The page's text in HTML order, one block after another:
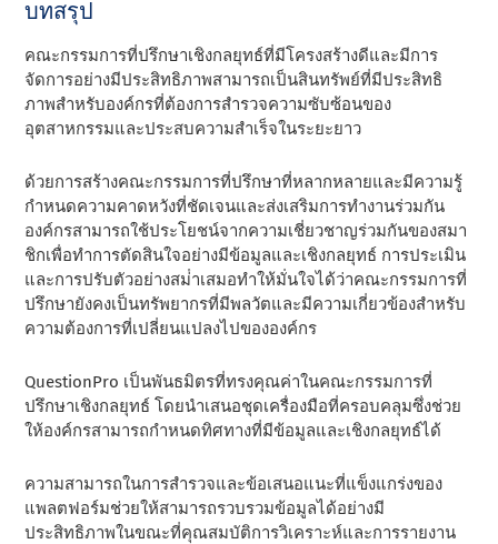
บทสรุป
คณะกรรมการที่ปรึกษาเชิงกลยุทธ์ที่มีโครงสร้างดีและมีการ
จัดการอย่างมีประสิทธิภาพสามารถเป็นสินทรัพย์ที่มีประสิทธิ
ภาพสําหรับองค์กรที่ต้องการสํารวจความซับซ้อนของ
อุตสาหกรรมและประสบความสําเร็จในระยะยาว
ด้วยการสร้างคณะกรรมการที่ปรึกษาที่หลากหลายและมีความรู้
กําหนดความคาดหวังที่ชัดเจนและส่งเสริมการทํางานร่วมกัน
องค์กรสามารถใช้ประโยชน์จากความเชี่ยวชาญร่วมกันของสมา
ชิกเพื่อทําการตัดสินใจอย่างมีข้อมูลและเชิงกลยุทธ์ การประเมิน
และการปรับตัวอย่างสม่ําเสมอทําให้มั่นใจได้ว่าคณะกรรมการที่
ปรึกษายังคงเป็นทรัพยากรที่มีพลวัตและมีความเกี่ยวข้องสําหรับ
ความต้องการที่เปลี่ยนแปลงไปขององค์กร
QuestionPro เป็นพันธมิตรที่ทรงคุณค่าในคณะกรรมการที่
ปรึกษาเชิงกลยุทธ์ โดยนําเสนอชุดเครื่องมือที่ครอบคลุมซึ่งช่วย
ให้องค์กรสามารถกําหนดทิศทางที่มีข้อมูลและเชิงกลยุทธ์ได้
ความสามารถในการสํารวจและข้อเสนอแนะที่แข็งแกร่งของ
แพลตฟอร์มช่วยให้สามารถรวบรวมข้อมูลได้อย่างมี
ประสิทธิภาพในขณะที่คุณสมบัติการวิเคราะห์และการรายงาน